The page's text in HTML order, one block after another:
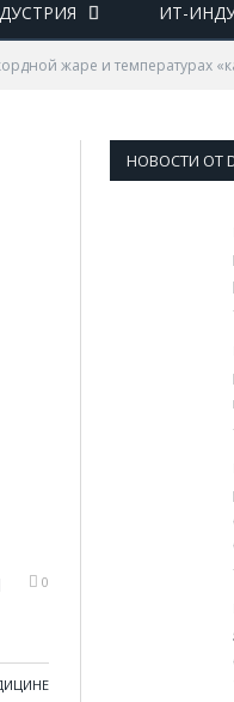
ИТ-
жаре и температурах
0
НОВОСТИ ОТ